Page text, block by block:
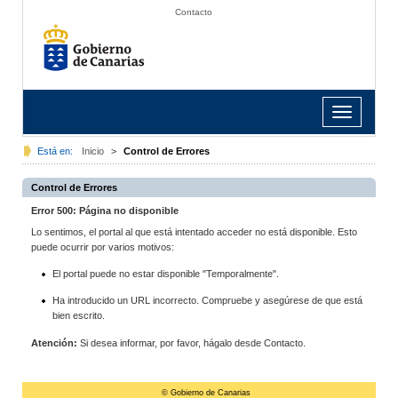
Contacto
Toggle
navigation
Está en: Inicio > Control de Errores
Control de Errores
Error 500: Página no disponible
Lo sentimos, el portal al que está intentado acceder no está disponible. Esto
puede ocurrir por varios motivos:
El portal puede no estar disponible "Temporalmente".
Ha introducido un URL incorrecto. Compruebe y asegúrese de que está
bien escrito.
Atención: Si desea informar, por favor, hágalo desde Contacto.
© Gobierno de Canarias